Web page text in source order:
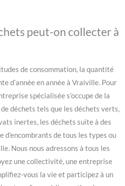
peut-on collecter à
de consommation, la quantité
d’année en année à Vraiville. Pour
spécialisée s’occupe de la
déchets tels que les déchets verts,
inertes, les déchets suite à des
de tous les types ou
Nous nous adressons à tous les
une collectivité, une entreprise
vous la vie et participez à un